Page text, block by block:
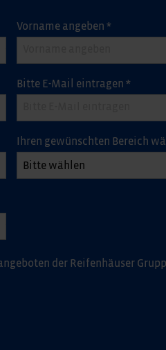
Vorname angeben *
Bitte E-Mail eintragen *
Ihren gewünschten Bereich
der Reifenhäuser